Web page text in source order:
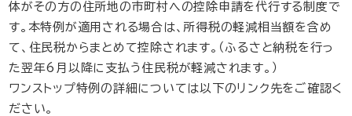
体がその方の住所地の市町村への控除申請を代行する制度で
す。本特例が適用される場合は、所得税の軽減相当額を含め
て、住民税からまとめて控除されます。（ふるさと納税を行っ
た翌年6月以降に支払う住民税が軽減されます。）
ワンストップ特例の詳細については以下のリンク先をご確認く
ださい。